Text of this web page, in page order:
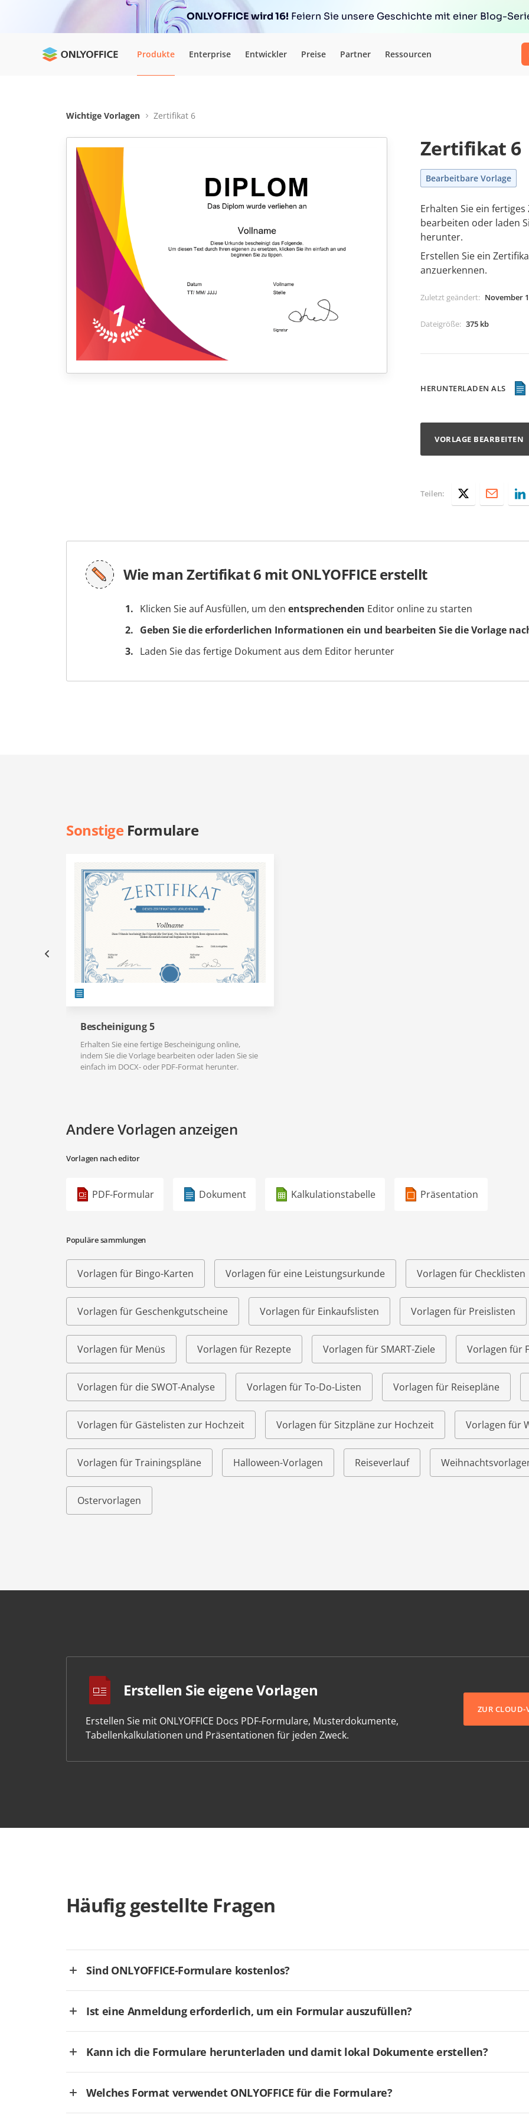
ONLYOFFICE wird 16! Feiern Sie unsere Geschichte mit einer Blog-
Produkte Enterprise Entwickler Preise Partner Ressourcen
Wichtige Vorlagen Zertifikat 6
Zertifikat 6
Bearbeitbare Vorlage
Erhalten Sie ein
bearbeiten oder laden
herunter.
Erstellen Sie ein
anzuerkennen.
Zuletzt geändert: November
Dateigröße: 375 kb
HERUNTERLADEN ALS
VORLAGE BEARBEITEN
Teilen:
Wie man Zertifikat 6 mit ONLYOFFICE erstellt
Klicken Sie auf Ausfüllen, um den entsprechenden Editor online zu starten
Geben Sie die erforderlichen Informationen ein und bearbeiten Sie die Vorlage
Laden Sie das fertige Dokument aus dem Editor herunter
SonstigeFormulare
Bescheinigung 5
Erhalten Sie eine fertige Bescheinigung online,
indem Sie die Vorlage bearbeiten oder laden Sie sie
einfach im DOCX- oder PDF-Format herunter.
Andere Vorlagen anzeigen
Vorlagen nach editor
PDF-Formular Dokument Kalkulationstabelle Präsentation
Populäre sammlungen
Vorlagen für Bingo-Karten Vorlagen für eine Leistungsurkunde Vorlagen für Checklisten
Vorlagen für Geschenkgutscheine Vorlagen für Einkaufslisten Vorlagen für Preislisten
Vorlagen für Menüs Vorlagen für Rezepte Vorlagen für SMART-Ziele Vorlagen für
Vorlagen für die SWOT-Analyse Vorlagen für To-Do-Listen Vorlagen für Reisepläne
Vorlagen für Gästelisten zur Hochzeit Vorlagen für Sitzpläne zur Hochzeit Vorlagen für
Vorlagen für Trainingspläne Halloween-Vorlagen Reiseverlauf
Ostervorlagen
Erstellen Sie eigene Vorlagen
Erstellen Sie mit ONLYOFFICE Docs PDF-Formulare, Musterdokumente,
Tabellenkalkulationen und Präsentationen für jeden Zweck.
ZUR CLOUD-
Häufig gestellte Fragen
Sind ONLYOFFICE-Formulare kostenlos?
Ist eine Anmeldung erforderlich, um ein Formular auszufüllen?
Kann ich die Formulare herunterladen und damit lokal Dokumente erstellen?
Welches Format verwendet ONLYOFFICE für die Formulare?